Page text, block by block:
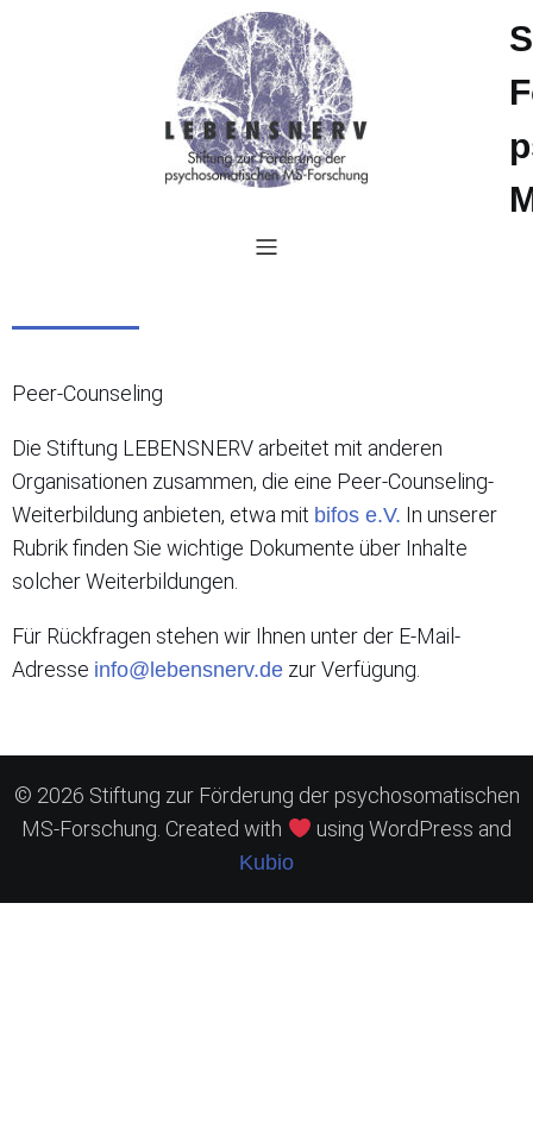
Peer-Counseling
Die Stiftung LEBENSNERV arbeitet mit anderen
Organisationen zusammen, die eine Peer-Counseling-
Weiterbildung anbieten, etwa mit bifos e.V. In unserer
Rubrik finden Sie wichtige Dokumente über Inhalte
solcher Weiterbildungen.
Für Rückfragen stehen wir Ihnen unter der E-Mail-
Adresse info@lebensnerv.de zur Verfügung.
© 2026 Stiftung zur Förderung der psychosomatischen
MS-Forschung. Created with
using WordPress and
Kubio